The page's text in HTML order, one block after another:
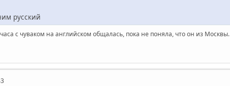
русский
с чуваком на английском общалась, пока не поняла, что он из Москвы.